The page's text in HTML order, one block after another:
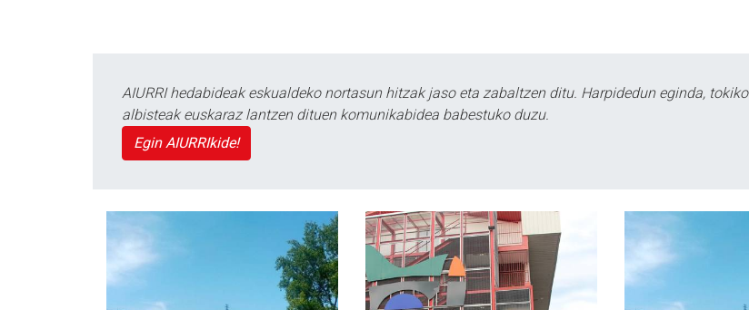
AIURRI hedabideak eskualdeko nortasun hitzak jaso eta zabaltzen ditu. Harpidedun eginda, tokiko
albisteak euskaraz lantzen dituen komunikabidea babestuko duzu.
Egin AIURRIkide!